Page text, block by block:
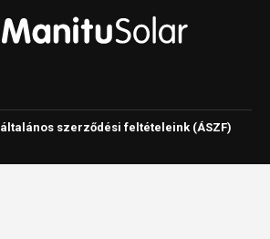
általános szerződési feltételeink (ÁSZF)